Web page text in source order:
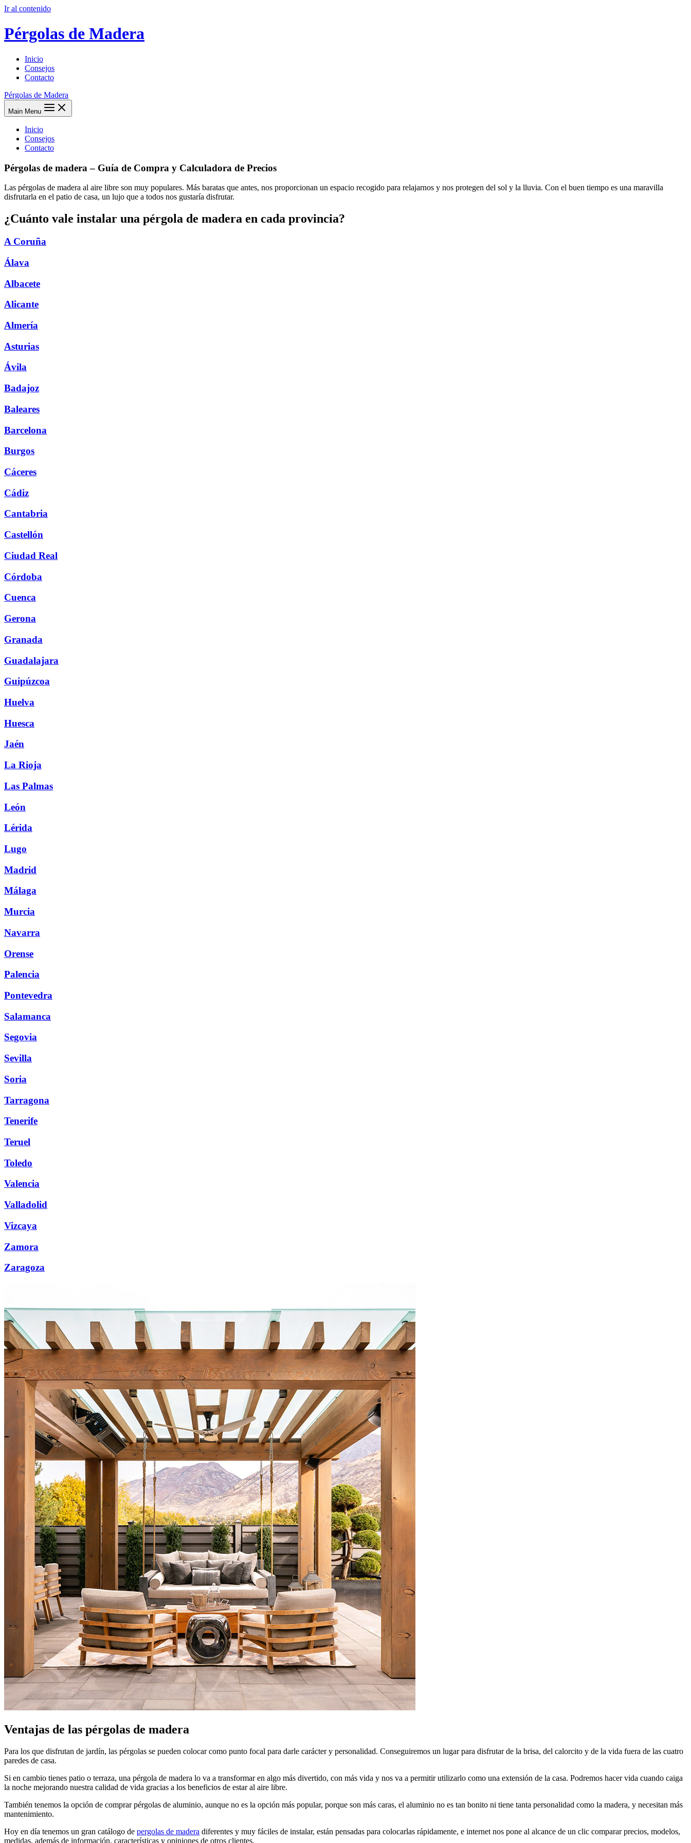
Ir al contenido
Pérgolas de Madera
Inicio
Consejos
Contacto
Pérgolas de Madera
Main Menu
Inicio
Consejos
Contacto
Pérgolas de madera – Guía de Compra y Calculadora de Precios
Las pérgolas de madera al aire libre son muy populares. Más baratas que antes, nos proporcionan un espacio recogido para relajarnos y nos protegen del sol y la lluvia. Con el buen tiempo es una maravilla
disfrutarla en el patio de casa, un lujo que a todos nos gustaría disfrutar.
¿Cuánto vale instalar una pérgola de madera en cada provincia?
A Coruña
Álava
Albacete
Alicante
Almería
Asturias
Ávila
Badajoz
Baleares
Barcelona
Burgos
Cáceres
Cádiz
Cantabria
Castellón
Ciudad Real
Córdoba
Cuenca
Gerona
Granada
Guadalajara
Guipúzcoa
Huelva
Huesca
Jaén
La Rioja
Las Palmas
León
Lérida
Lugo
Madrid
Málaga
Murcia
Navarra
Orense
Palencia
Pontevedra
Salamanca
Segovia
Sevilla
Soria
Tarragona
Tenerife
Teruel
Toledo
Valencia
Valladolid
Vizcaya
Zamora
Zaragoza
Ventajas de las pérgolas de madera
Para los que disfrutan de jardín, las pérgolas se pueden colocar como punto focal para darle carácter y personalidad. Conseguiremos un lugar para disfrutar de la brisa, del calorcito y de la vida fuera de las cuatro
paredes de casa.
Si en cambio tienes patio o terraza, una pérgola de madera lo va a transformar en algo más divertido, con más vida y nos va a permitir utilizarlo como una extensión de la casa. Podremos hacer vida cuando caiga
la noche mejorando nuestra calidad de vida gracias a los beneficios de estar al aire libre.
También tenemos la opción de comprar pérgolas de aluminio, aunque no es la opción más popular, porque son más caras, el aluminio no es tan bonito ni tiene tanta personalidad como la madera, y necesitan más
mantenimiento.
Hoy en día tenemos un gran catálogo de pergolas de madera diferentes y muy fáciles de instalar, están pensadas para colocarlas rápidamente, e internet nos pone al alcance de un clic comparar precios, modelos,
medidas, además de información, características y opiniones de otros clientes.